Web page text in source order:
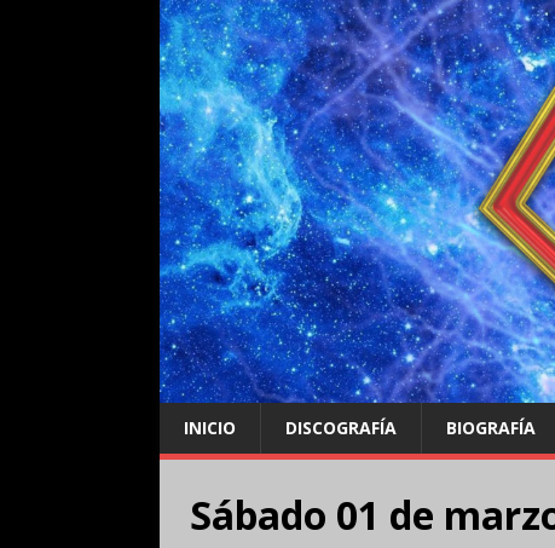
INICIO DISCOGRAFÍA BIOGRAFÍA
Sábado 01 de